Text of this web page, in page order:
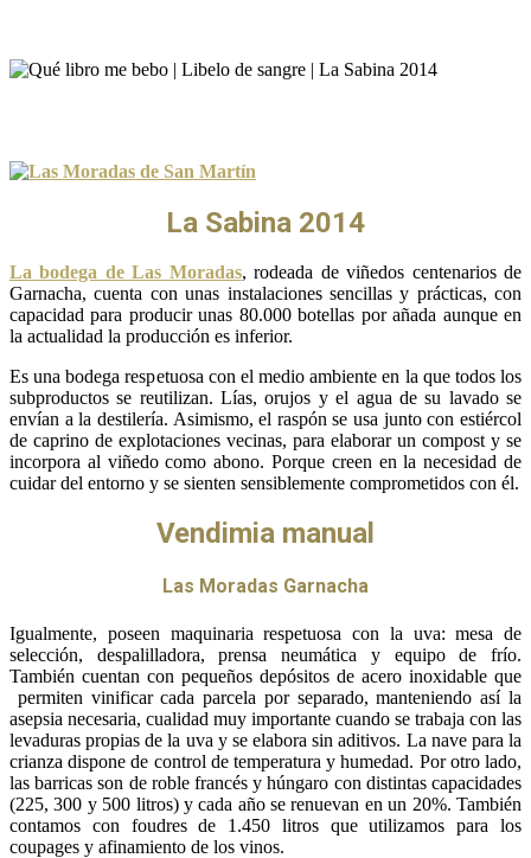
La Sabina 2014
La bodega de Las Moradas, rodeada de viñedos centenarios de
Garnacha, cuenta con unas instalaciones sencillas y prácticas, con
capacidad para producir unas 80.000 botellas por añada aunque en
la actualidad la producción es inferior.
Es una bodega respetuosa con el medio ambiente en la que todos los
subproductos se reutilizan. Lías, orujos y el agua de su lavado se
envían a la destilería. Asimismo, el raspón se usa junto con estiércol
de caprino de explotaciones vecinas, para elaborar un compost y se
incorpora al viñedo como abono. Porque creen en la necesidad de
cuidar del entorno y se sienten sensiblemente comprometidos con él.
Vendimia manual
Las Moradas Garnacha
Igualmente, poseen maquinaria respetuosa con la uva: mesa de
selección, despalilladora, prensa neumática y equipo de frío.
También cuentan con pequeños depósitos de acero inoxidable que
permiten vinificar cada parcela por separado, manteniendo así la
asepsia necesaria, cualidad muy importante cuando se trabaja con las
levaduras propias de la uva y se elabora sin aditivos. La nave para la
crianza dispone de control de temperatura y humedad. Por otro lado,
las barricas son de roble francés y húngaro con distintas capacidades
(225, 300 y 500 litros) y cada año se renuevan en un 20%. También
contamos con foudres de 1.450 litros que utilizamos para los
coupages y afinamiento de los vinos.